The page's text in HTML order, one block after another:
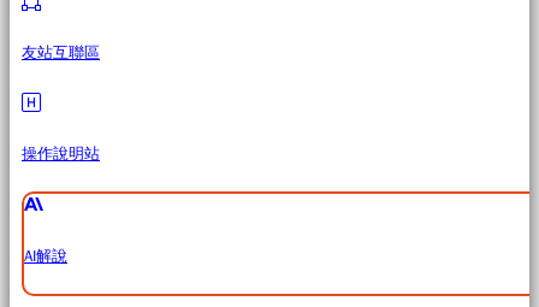
友站互聯區
操作說明站
AI解說